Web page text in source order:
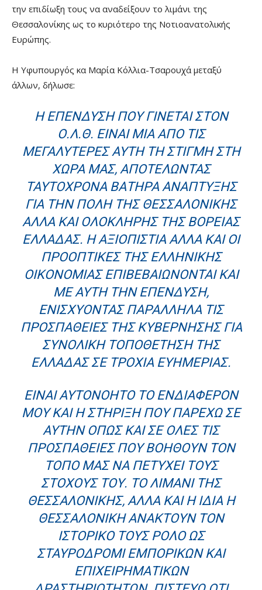
την επιδίωξη τους να αναδείξουν το λιμάνι της
Θεσσαλονίκης ως το κυριότερο της Νοτιοανατολικής
Ευρώπης.
Η Υφυπουργός κα Μαρία Κόλλια-Τσαρουχά μεταξύ
άλλων, δήλωσε:
Η ΕΠΈΝΔΥΣΗ ΠΟΥ ΓΊΝΕΤΑΙ ΣΤΟΝ
Ο.Λ.Θ. ΕΊΝΑΙ ΜΙΑ ΑΠΌ ΤΙΣ
ΜΕΓΑΛΎΤΕΡΕΣ ΑΥΤΉ ΤΗ ΣΤΙΓΜΉ ΣΤΗ
ΧΏΡΑ ΜΑΣ, ΑΠΟΤΕΛΏΝΤΑΣ
ΤΑΥΤΌΧΡΟΝΑ ΒΑΤΉΡΑ ΑΝΆΠΤΥΞΗΣ
ΓΙΑ ΤΗΝ ΠΌΛΗ ΤΗΣ ΘΕΣΣΑΛΟΝΊΚΗΣ
ΑΛΛΆ ΚΑΙ ΟΛΌΚΛΗΡΗΣ ΤΗΣ ΒΌΡΕΙΑΣ
ΕΛΛΆΔΑΣ. Η ΑΞΙΟΠΙΣΤΊΑ ΑΛΛΆ ΚΑΙ ΟΙ
ΠΡΟΟΠΤΙΚΈΣ ΤΗΣ ΕΛΛΗΝΙΚΉΣ
ΟΙΚΟΝΟΜΊΑΣ ΕΠΙΒΕΒΑΙΏΝΟΝΤΑΙ ΚΑΙ
ΜΕ ΑΥΤΉ ΤΗΝ ΕΠΈΝΔΥΣΗ,
ΕΝΙΣΧΎΟΝΤΑΣ ΠΑΡΆΛΛΗΛΑ ΤΙΣ
ΠΡΟΣΠΆΘΕΙΕΣ ΤΗΣ ΚΥΒΈΡΝΗΣΗΣ ΓΙΑ
ΣΥΝΟΛΙΚΉ ΤΟΠΟΘΈΤΗΣΗ ΤΗΣ
ΕΛΛΆΔΑΣ ΣΕ ΤΡΟΧΙΆ ΕΥΗΜΕΡΊΑΣ.
ΕΊΝΑΙ ΑΥΤΟΝΌΗΤΟ ΤΟ ΕΝΔΙΑΦΈΡΟΝ
ΜΟΥ ΚΑΙ Η ΣΤΉΡΙΞΗ ΠΟΥ ΠΑΡΈΧΩ ΣΕ
ΑΥΤΉΝ ΌΠΩΣ ΚΑΙ ΣΕ ΌΛΕΣ ΤΙΣ
ΠΡΟΣΠΆΘΕΙΕΣ ΠΟΥ ΒΟΗΘΟΎΝ ΤΟΝ
ΤΌΠΟ ΜΑΣ ΝΑ ΠΕΤΎΧΕΙ ΤΟΥΣ
ΣΤΌΧΟΥΣ ΤΟΥ. ΤΟ ΛΙΜΆΝΙ ΤΗΣ
ΘΕΣΣΑΛΟΝΊΚΗΣ, ΑΛΛΆ ΚΑΙ Η ΊΔΙΑ Η
ΘΕΣΣΑΛΟΝΊΚΗ ΑΝΑΚΤΟΎΝ ΤΟΝ
ΙΣΤΟΡΙΚΌ ΤΟΥΣ ΡΌΛΟ ΩΣ
ΣΤΑΥΡΟΔΡΌΜΙ ΕΜΠΟΡΙΚΏΝ ΚΑΙ
ΕΠΙΧΕΙΡΗΜΑΤΙΚΏΝ